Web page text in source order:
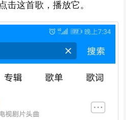
击这首歌，播放它。